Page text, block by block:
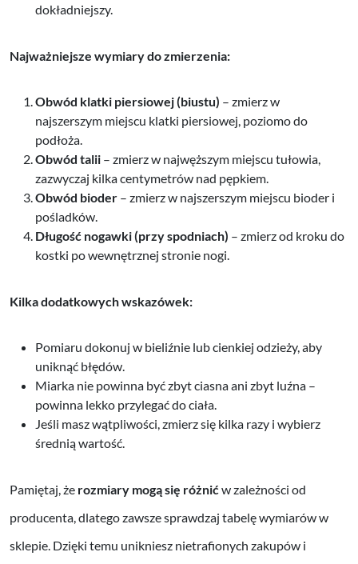
dokładniejszy.
Najważniejsze wymiary do zmierzenia:
Obwód klatki piersiowej (biustu) – zmierz w
najszerszym miejscu klatki piersiowej, poziomo do
podłoża.
Obwód talii – zmierz w najwęższym miejscu tułowia,
zazwyczaj kilka centymetrów nad pępkiem.
Obwód bioder – zmierz w najszerszym miejscu bioder i
pośladków.
Długość nogawki (przy spodniach) – zmierz od kroku do
kostki po wewnętrznej stronie nogi.
Kilka dodatkowych wskazówek:
Pomiaru dokonuj w bieliźnie lub cienkiej odzieży, aby
uniknąć błędów.
Miarka nie powinna być zbyt ciasna ani zbyt luźna –
powinna lekko przylegać do ciała.
Jeśli masz wątpliwości, zmierz się kilka razy i wybierz
średnią wartość.
Pamiętaj, że rozmiary mogą się różnićw zależności od
producenta, dlatego zawsze sprawdzaj tabelę wymiarów w
sklepie. Dzięki temu unikniesz nietrafionych zakupów i